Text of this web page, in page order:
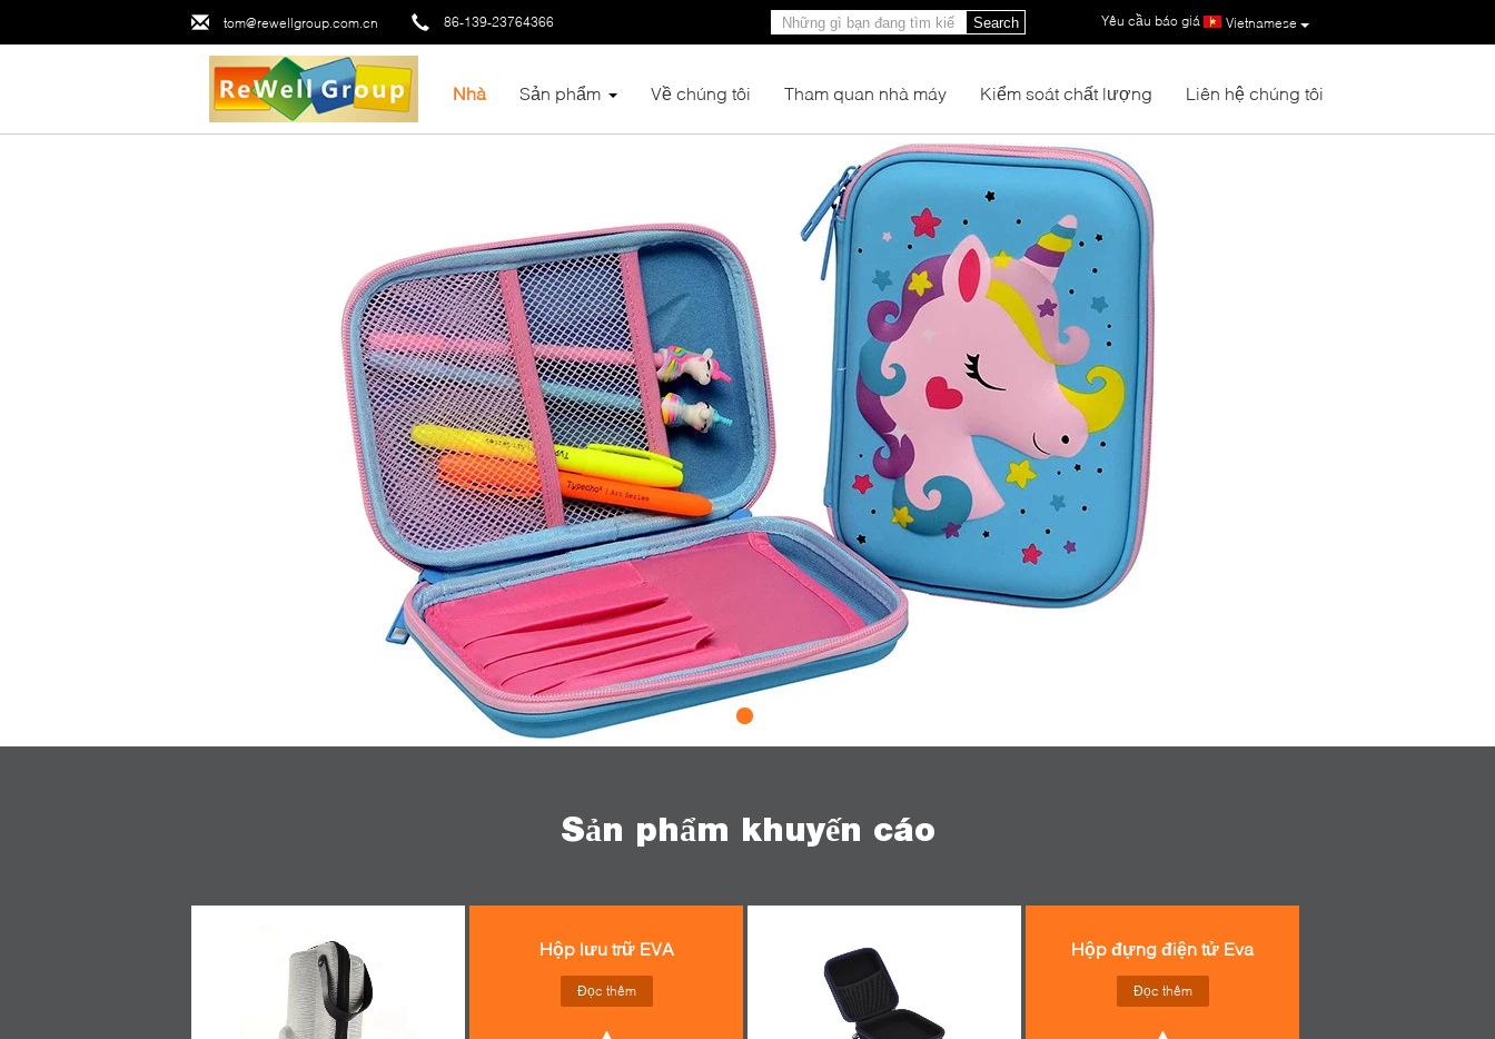
tom@rewellgroup.com.cn 86-139-23764366 Vietnamese
Yêu cầu báo giá |
Search
Nhà Sản phẩm Về chúng tôi Tham quan nhà máy Kiểm soát chất lượng Liên hệ chúng tôi
Sản phẩm khuyến cáo
Hộp lưu trữ EVA
Đọc thêm
Hộp đựng điện tử Eva
Đọc thêm